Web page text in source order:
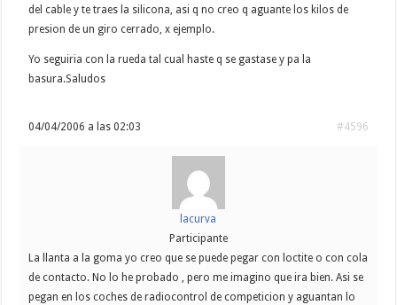
del cable y te traes la silicona, asi q no creo q aguante los kilos de
presion de un giro cerrado, x ejemplo.
Yo seguiria con la rueda tal cual haste q se gastase y pa la
basura.Saludos
04/04/2006 a las 02:03 #4596
lacurva
Participante
La llanta a la goma yo creo que se puede pegar con loctite o con cola
de contacto. No lo he probado , pero me imagino que ira bien. Asi se
pegan en los coches de radiocontrol de competicion y aguantan lo